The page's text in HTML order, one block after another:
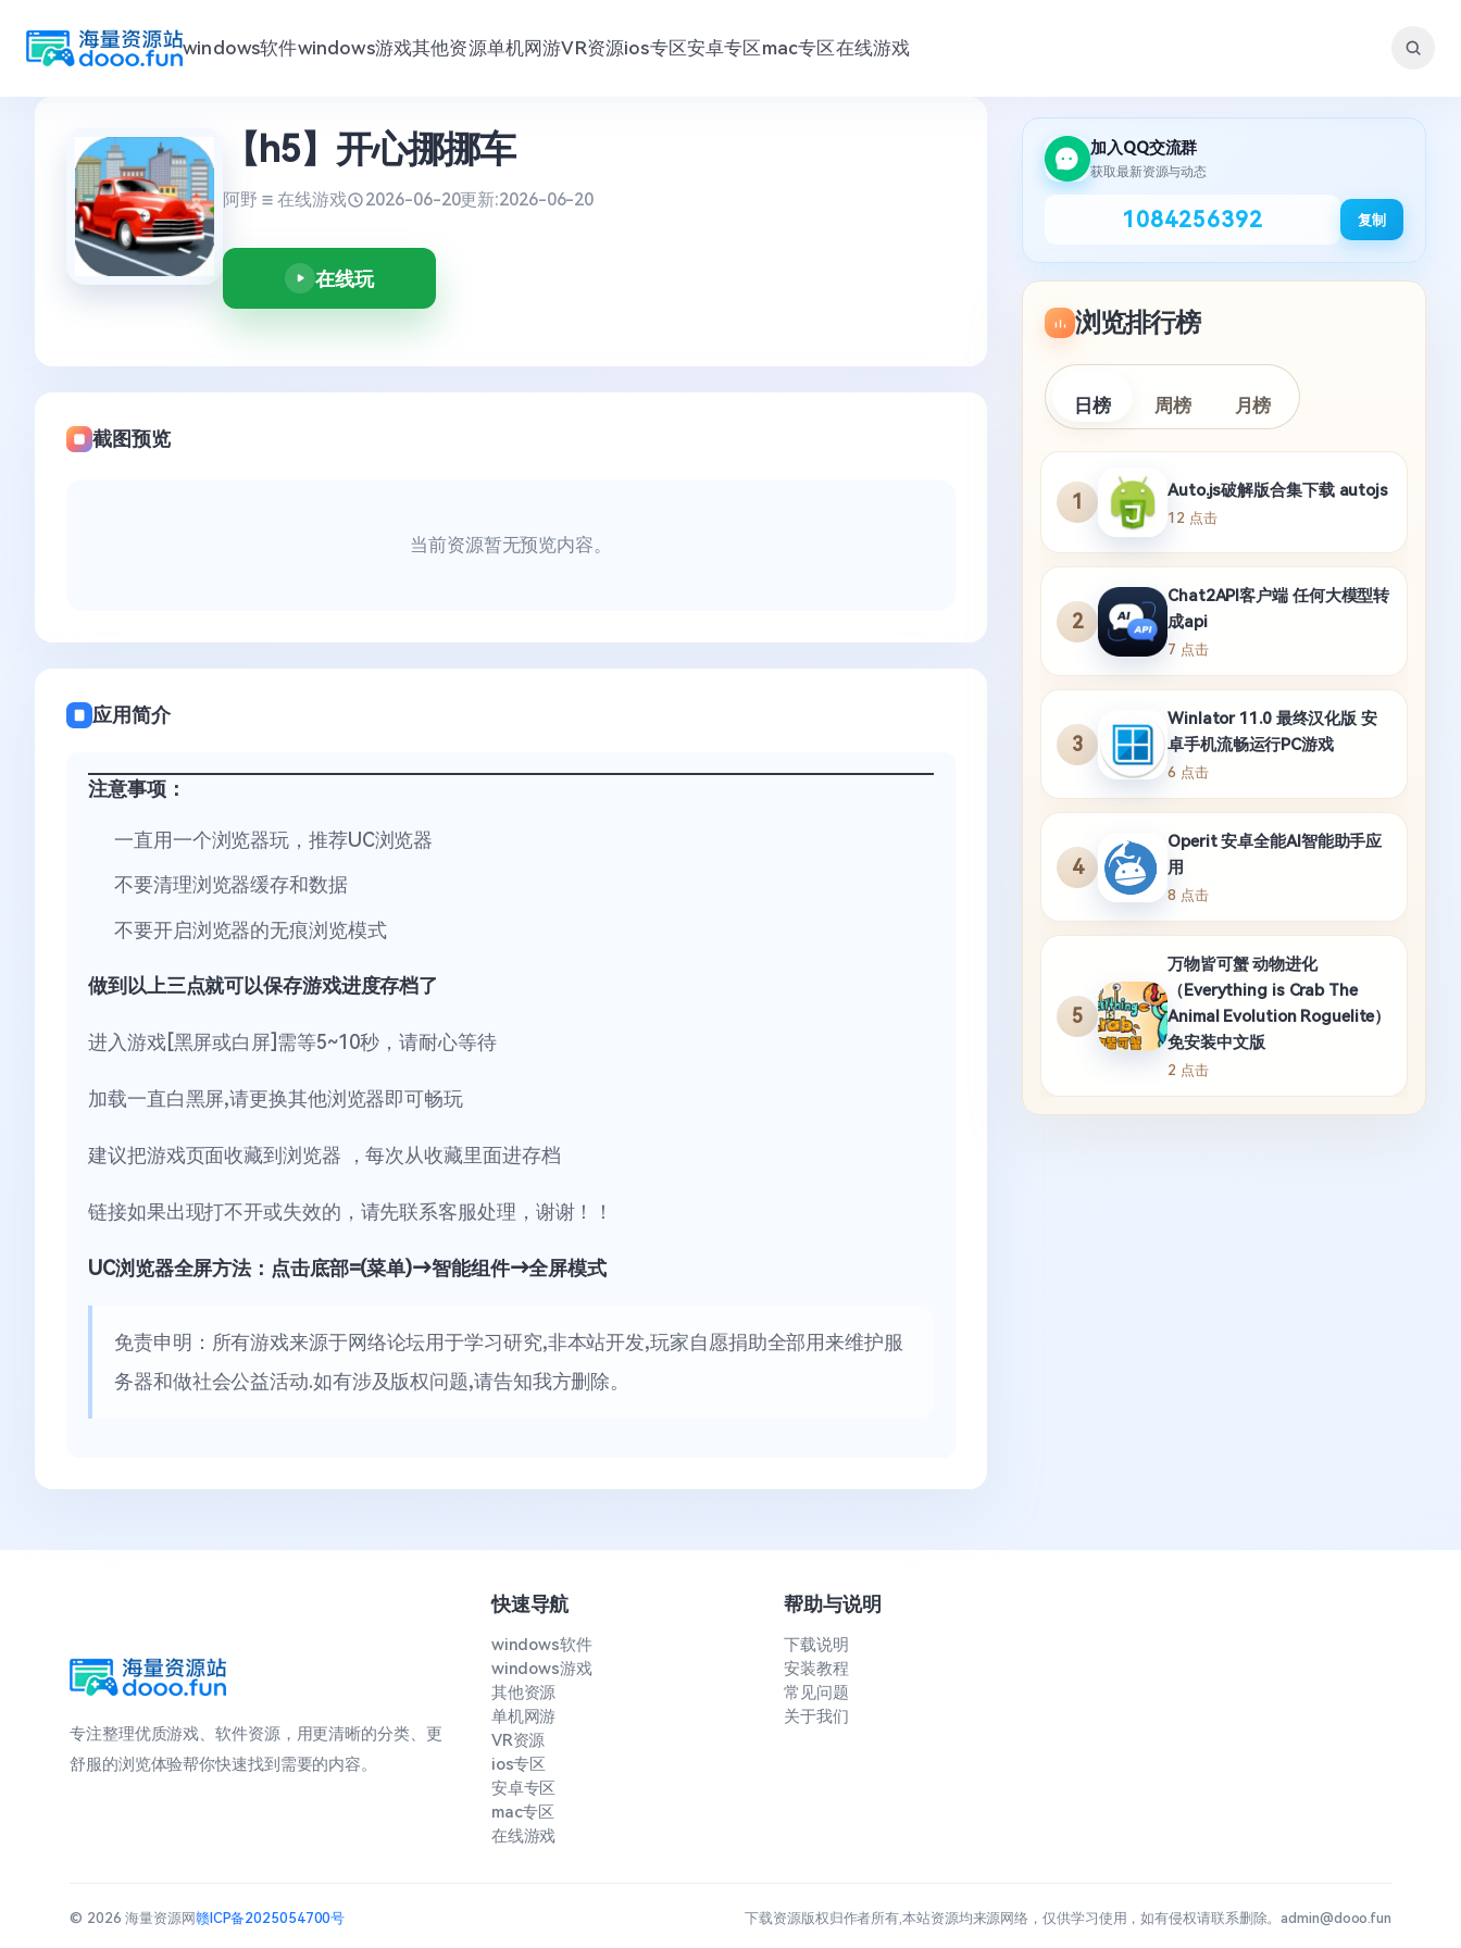
windows软件windows游戏其他资源单机网游VR资源ios专区安卓专区mac专区在线游戏
【h5】开心挪挪车
阿野 在线游戏 2026-06-20更新:2026-06-20
在线玩
截图预览
当前资源暂无预览内容。
应用简介
注意事项：
一直用一个浏览器玩，推荐UC浏览器
不要清理浏览器缓存和数据
不要开启浏览器的无痕浏览模式
做到以上三点就可以保存游戏进度存档了
进入游戏[黑屏或白屏]需等5~10秒，请耐心等待
加载一直白黑屏,请更换其他浏览器即可畅玩
建议把游戏页面收藏到浏览器 ，每次从收藏里面进存档
链接如果出现打不开或失效的，请先联系客服处理，谢谢！！
UC浏览器全屏方法：点击底部=(菜单)→智能组件→全屏模式
免责申明：所有游戏来源于网络论坛用于学习研究,非本站开发,玩家自愿捐助全部用来维护服
务器和做社会公益活动.如有涉及版权问题,请告知我方删除。
加入QQ交流群
获取最新资源与动态
1084256392 复制
浏览排行榜
日榜 周榜 月榜
1
Auto.js破解版合集下载 autojs
12 点击
2
Chat2API客户端 任何大模型转
成api
7 点击
3
Winlator 11.0 最终汉化版 安
卓手机流畅运行PC游戏
6 点击
4
Operit 安卓全能AI智能助手应
用
8 点击
5
万物皆可蟹 动物进化
（Everything is Crab The
Animal Evolution Roguelite）
免安装中文版
2 点击
专注整理优质游戏、软件资源，用更清晰的分类、更
舒服的浏览体验帮你快速找到需要的内容。
快速导航
windows软件
windows游戏
其他资源
单机网游
VR资源
ios专区
安卓专区
mac专区
在线游戏
帮助与说明
下载说明
安装教程
常见问题
关于我们
© 2026 海量资源网赣ICP备2025054700号 下载资源版权归作者所有,本站资源均来源网络，仅供学习使用，如有侵权请联系删除。admin@dooo.fun